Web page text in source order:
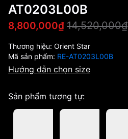
AT0203L00B
8,800,000₫ 14,520,000₫
Thương hiệu: Orient Star
Mã sản phẩm: RE-AT0203L00B
Hướng dẫn chọn size
Sản phẩm tương tự: